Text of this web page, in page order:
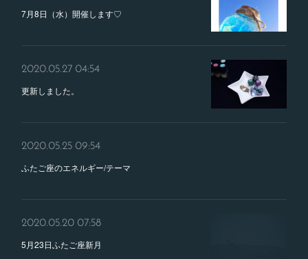
7月8日（水）開催します♡
2020.05.27 04:54
更新しました。
2020.05.25 09:54
ふたご座のエネルギー/テーマ
2020.05.20 07:58
5月23日ふたご座新月